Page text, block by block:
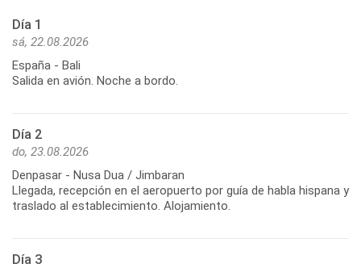
Día 1
sá, 22.08.2026
España - Bali
Salida en avión. Noche a bordo.
Día 2
do, 23.08.2026
Denpasar - Nusa Dua / Jimbaran
Llegada, recepción en el aeropuerto por guía de habla hispana y
traslado al establecimiento. Alojamiento.
Día 3